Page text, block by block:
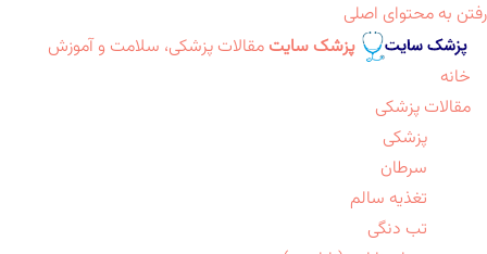
رفتن به محتوای اصلی
پزشک سایت مقالات پزشکی، سلامت و آموزش
خانه
مقالات پزشکی
پزشکی
سرطان
تغذیه سالم
تب دنگی